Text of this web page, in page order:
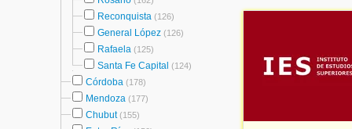
Reconquista (126)
General López (126)
Rafaela (125)
Santa Fe Capital (124)
Córdoba (178)
Mendoza (177)
Chubut(155)